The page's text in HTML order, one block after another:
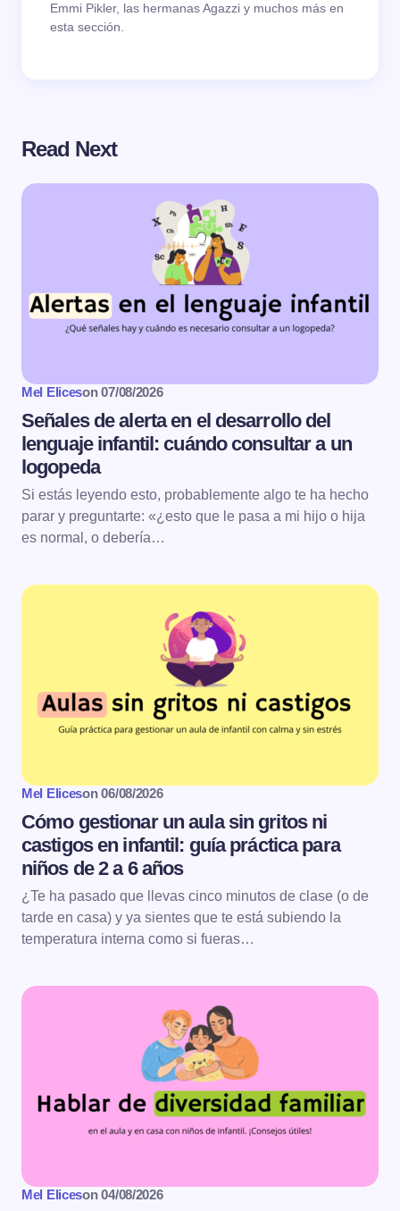
Emmi Pikler, las hermanas Agazzi y muchos más en
esta sección.
Read Next
Mel Eliceson 07/08/2026
Señales de alerta en el desarrollo del
lenguaje infantil: cuándo consultar a un
logopeda
Si estás leyendo esto, probablemente algo te ha hecho
parar y preguntarte: «¿esto que le pasa a mi hijo o hija
es normal, o debería…
Mel Eliceson 06/08/2026
Cómo gestionar un aula sin gritos ni
castigos en infantil: guía práctica para
niños de 2 a 6 años
¿Te ha pasado que llevas cinco minutos de clase (o de
tarde en casa) y ya sientes que te está subiendo la
temperatura interna como si fueras…
Mel Eliceson 04/08/2026